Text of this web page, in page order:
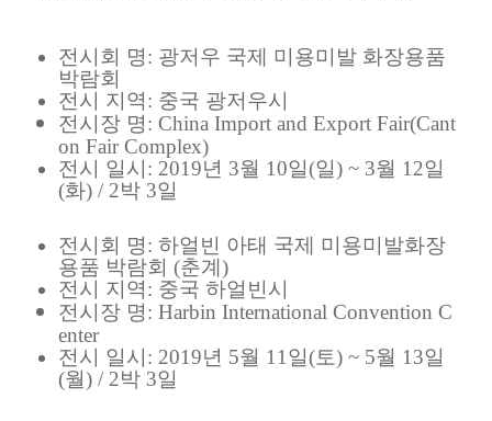
전시회 명: 광저우 국제 미용미발 화장용품
박람회
전시 지역: 중국 광저우시
전시장 명: China Import and Export Fair(Cant
on Fair Complex)
전시 일시: 2019년 3월 10일(일) ~ 3월 12일
(화) / 2박 3일
전시회 명: 하얼빈 아태 국제 미용미발화장
용품 박람회 (춘계)
전시 지역: 중국 하얼빈시
전시장 명: Harbin International Convention C
enter
전시 일시: 2019년 5월 11일(토) ~ 5월 13일
(월) / 2박 3일